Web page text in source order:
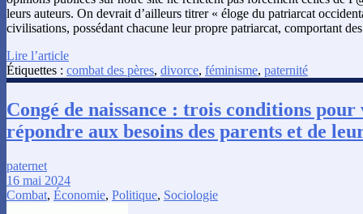
leurs auteurs. On devrait d’ailleurs titrer « éloge du patriarcat
civilisations, possédant chacune leur propre patriarcat, comportant
Lire l’article
Étiquettes : combat des pères, divorce, féminisme, paternité
Congé de naissance : trois conditions
répondre aux besoins des parents et de
paternet
16 mai 2024
Combat, Économie, Politique, Sociologie